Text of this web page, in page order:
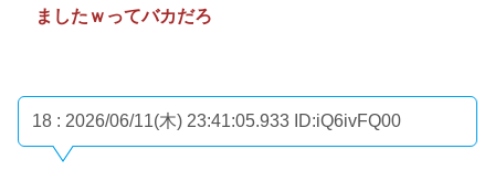
ましたｗってバカだろ
18 : 2026/06/11(木) 23:41:05.933 ID:iQ6ivFQ00